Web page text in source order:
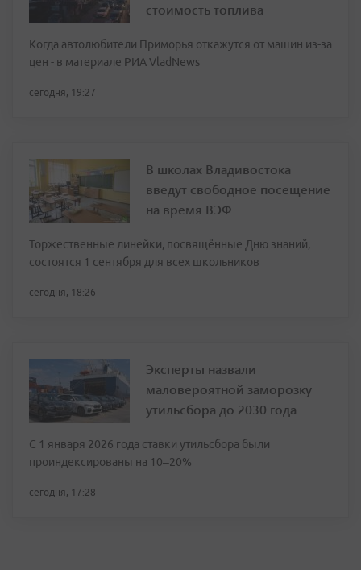
стоимость топлива
Когда автолюбители Приморья откажутся от машин из-за
цен - в материале РИА VladNews
сегодня, 19:27
В школах Владивостока
введут свободное посещение
на время ВЭФ
Торжественные линейки, посвящённые Дню знаний,
состоятся 1 сентября для всех школьников
сегодня, 18:26
Эксперты назвали
маловероятной заморозку
утильсбора до 2030 года
С 1 января 2026 года ставки утильсбора были
проиндексированы на 10–20%
сегодня, 17:28